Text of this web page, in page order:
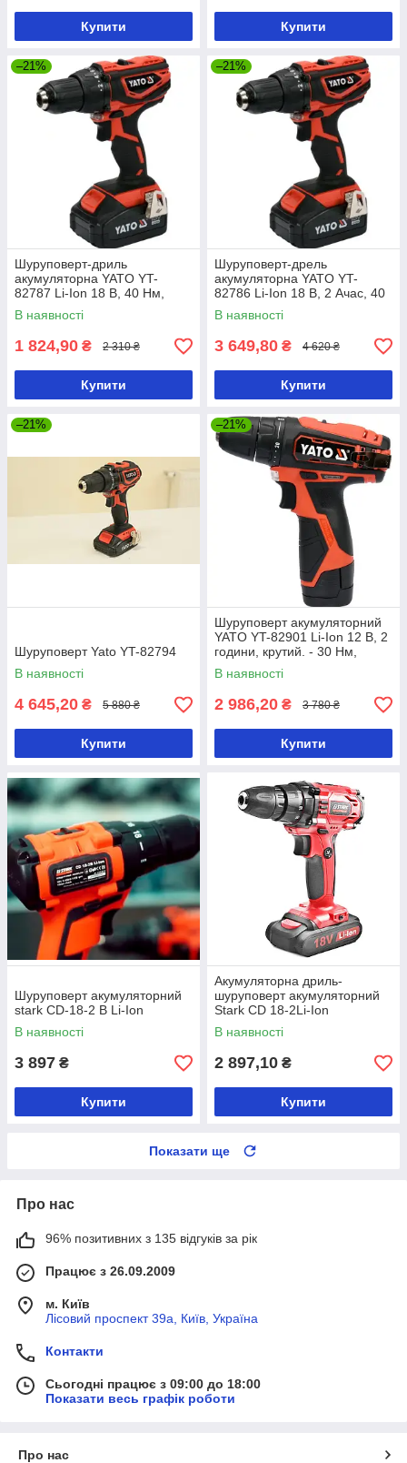
Купити Купити
–21%
Шуруповерт-дриль
акумуляторна YATO YT-
82787 Li-Ion 18 В, 40 Нм,
he13 мм без акумулятора
В наявності
1 824,90 ₴ 2 310 ₴
Купити
–21%
Шуруповерт-дрель
акумуляторна YATO YT-
82786 Li-Ion 18 В, 2 Ачас, 40
Нм, ↓13 мм
В наявності
3 649,80 ₴ 4 620 ₴
Купити
–21%
Шуруповерт Yato YT-82794
В наявності
4 645,20 ₴ 5 880 ₴
Купити
–21%
Шуруповерт акумуляторний
YATO YT-82901 Li-Ion 12 В, 2
години, крутий. - 30 Нм,
патрон he10 мм
В наявності
2 986,20 ₴ 3 780 ₴
Купити
Шуруповерт акумуляторний
stark CD-18-2 B Li-Ion
В наявності
3 897 ₴
Купити
Акумуляторна дриль-
шуруповерт акумуляторний
Stark CD 18-2Li-Ion
В наявності
2 897,10 ₴
Купити
Показати ще
Про нас
96% позитивних з 135 відгуків за рік
Працює з 26.09.2009
м. Київ
Лісовий проспект 39а, Київ, Україна
Контакти
Сьогодні працює з 09:00 до 18:00
Показати весь графік роботи
Про нас